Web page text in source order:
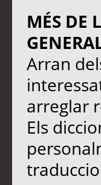
MÉS DE
Arran
arreglar
Els